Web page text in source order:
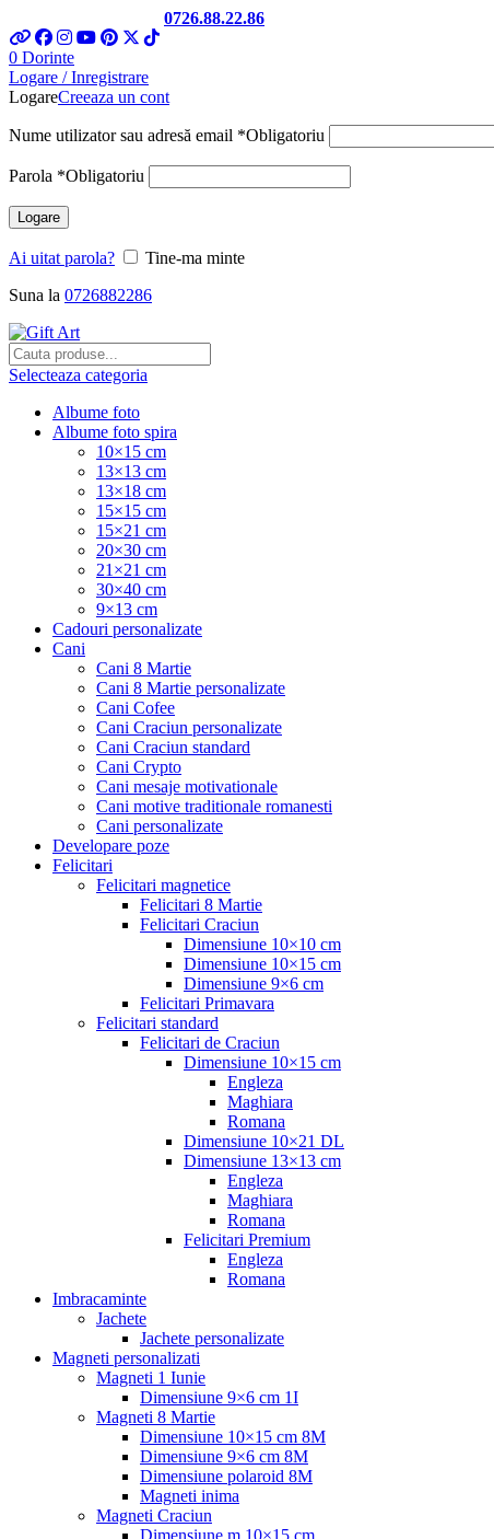
0726.88.22.86
0 Dorinte
Logare / Inregistrare
LogareCreeaza un cont
Nume utilizator sau adresă email *Obligatoriu
Parola *Obligatoriu
Logare
Ai uitat parola?
Tine-ma minte
Suna la 0726882286
Selecteaza categoria
Albume foto
Albume foto spira
10×15 cm
13×13 cm
13×18 cm
15×15 cm
15×21 cm
20×30 cm
21×21 cm
30×40 cm
9×13 cm
Cadouri personalizate
Cani
Cani 8 Martie
Cani 8 Martie personalizate
Cani Cofee
Cani Craciun personalizate
Cani Craciun standard
Cani Crypto
Cani mesaje motivationale
Cani motive traditionale romanesti
Cani personalizate
Developare poze
Felicitari
Felicitari magnetice
Felicitari 8 Martie
Felicitari Craciun
Dimensiune 10×10 cm
Dimensiune 10×15 cm
Dimensiune 9×6 cm
Felicitari Primavara
Felicitari standard
Felicitari de Craciun
Dimensiune 10×15 cm
Engleza
Maghiara
Romana
Dimensiune 10×21 DL
Dimensiune 13×13 cm
Engleza
Maghiara
Romana
Felicitari Premium
Engleza
Romana
Imbracaminte
Jachete
Jachete personalizate
Magneti personalizati
Magneti 1 Iunie
Dimensiune 9×6 cm 1I
Magneti 8 Martie
Dimensiune 10×15 cm 8M
Dimensiune 9×6 cm 8M
Dimensiune polaroid 8M
Magneti inima
Magneti Craciun
Dimensiune m 10×15 cm